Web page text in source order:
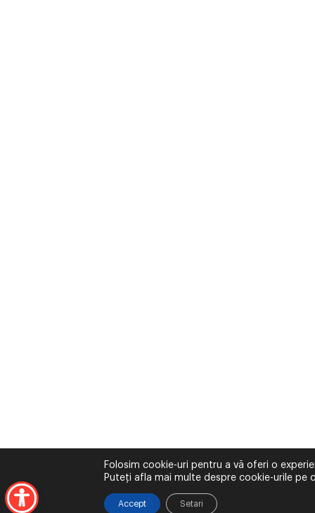
Folosim cookie-uri pentru a vă oferi o
Puteți afla mai multe despre cookie-urile
Accept Setari